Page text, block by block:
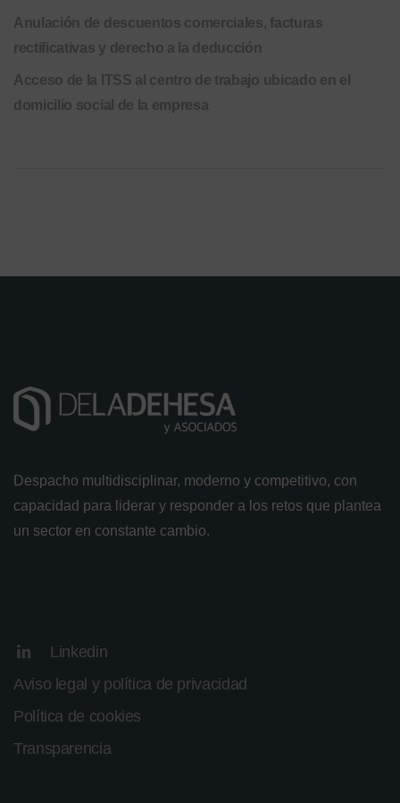
Anulación de descuentos comerciales, facturas
rectificativas y derecho a la deducción
Acceso de la ITSS al centro de trabajo ubicado en el
domicilio social de la empresa
Despacho multidisciplinar, moderno y competitivo, con
capacidad para liderar y responder a los retos que plantea
un sector en constante cambio.
Linkedin
Aviso legal y política de privacidad
Política de cookies
Transparencia